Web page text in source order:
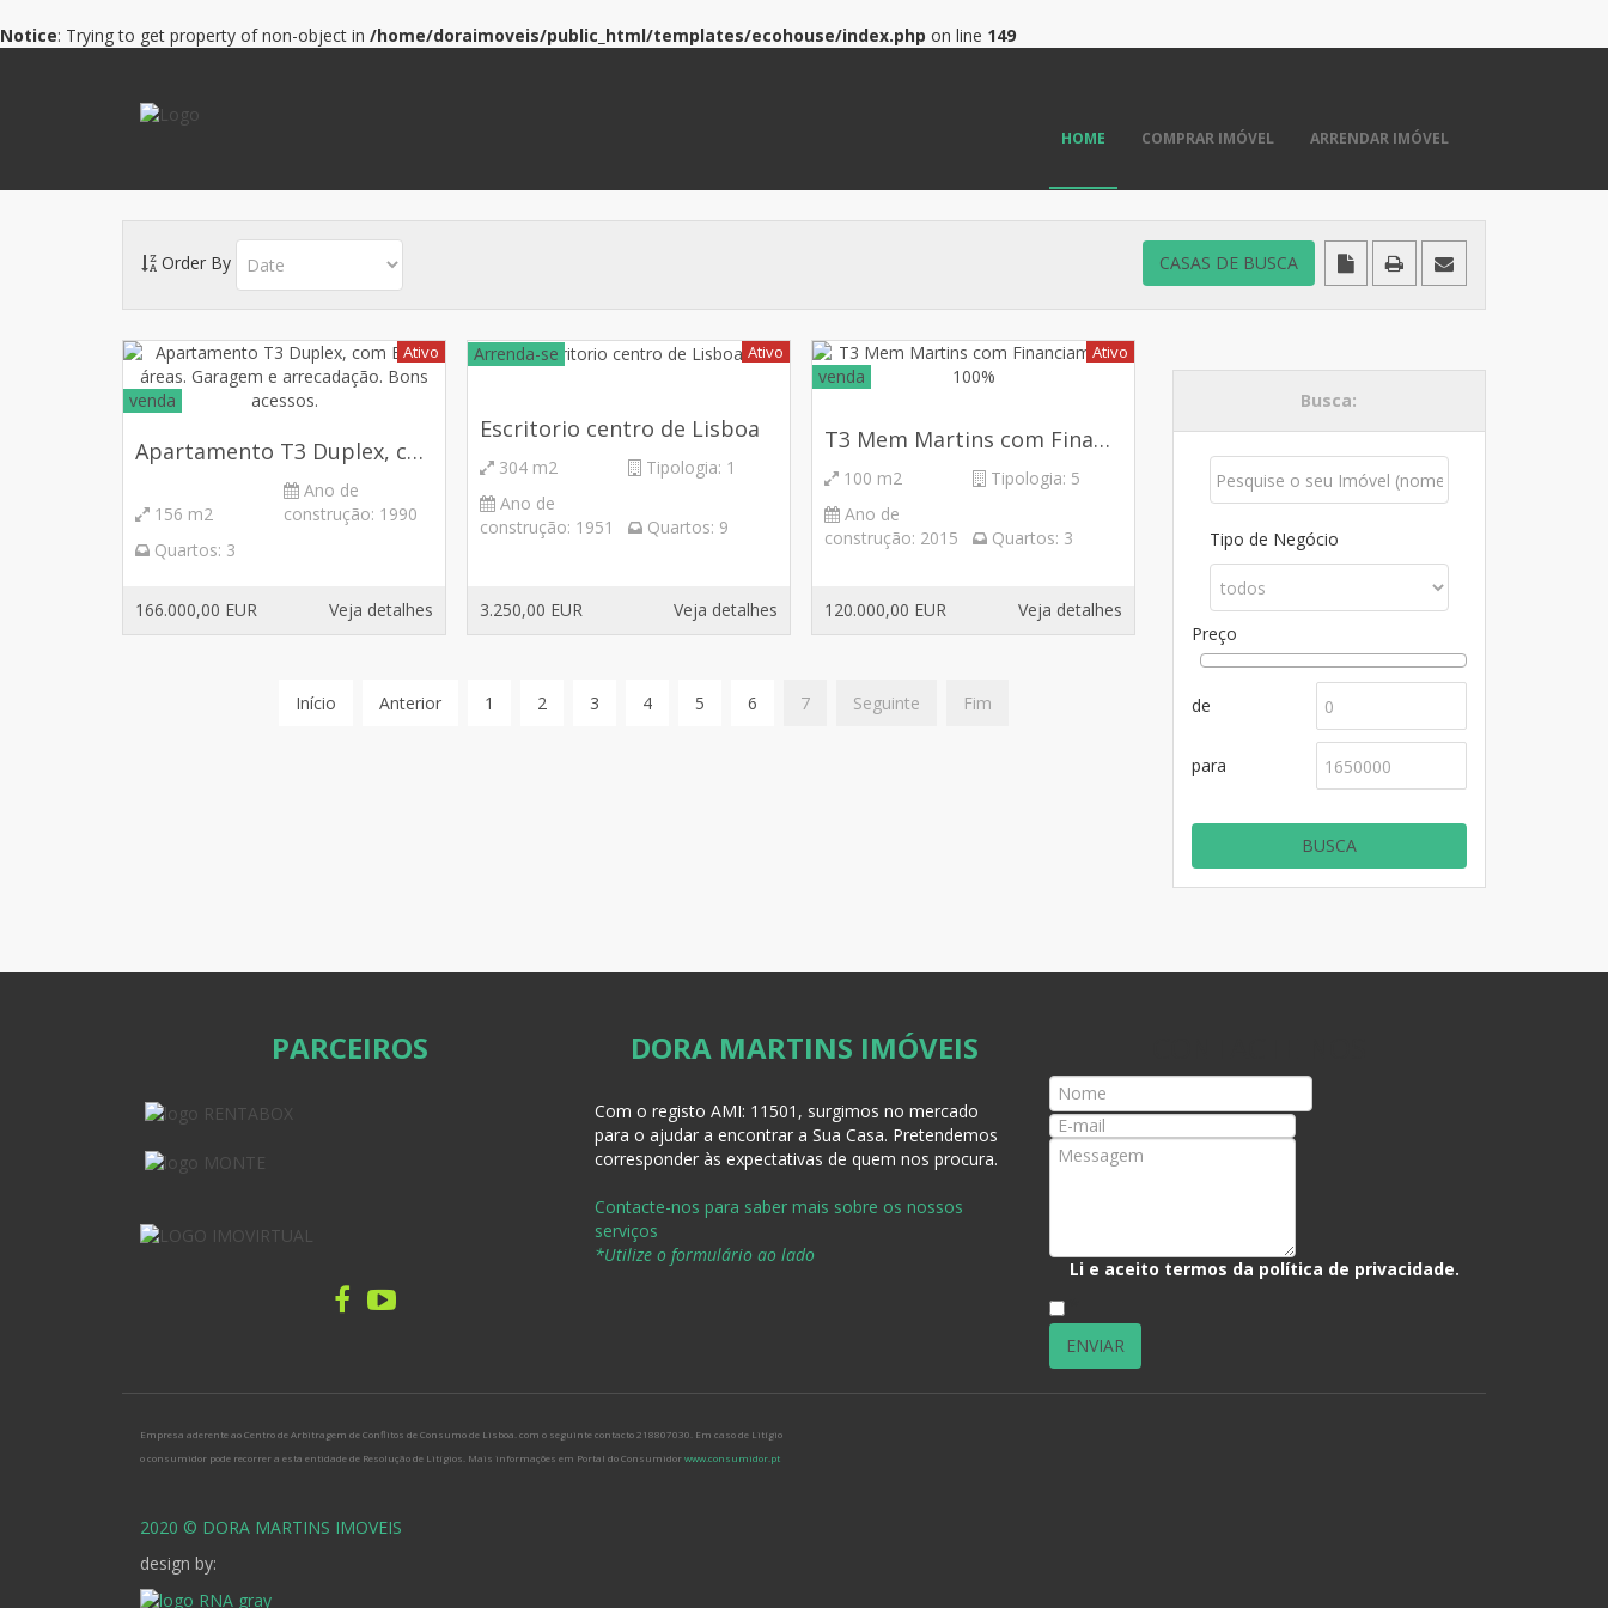
Notice: Trying to get property of non-object in /home/doraimoveis/public_html/templates/ecohouse/index.php on line 149
HOME COMPRAR IMÓVEL ARRENDAR IMÓVEL
Order By
Ativo
venda
Apartamento T3 Duplex, co...
156 m2
Ano de
construção: 1990
Quartos: 3
166.000,00 EUR Veja detalhes
Ativo
Arrenda-se
Escritorio centro de Lisboa
304 m2 Tipologia: 1
Ano de
construção: 1951 Quartos: 9
3.250,00 EUR Veja detalhes
Ativo
venda
T3 Mem Martins com Financiamento 100%
100 m2 Tipologia: 5
Ano de
construção: 2015 Quartos: 3
120.000,00 EUR Veja detalhes
Início Anterior 1 2 3 4 5 6 7 Seguinte Fim
Busca:
Tipo de Negócio
Preço
de
para
PARCEIROS DORA MARTINS IMÓVEIS
Com o registo AMI: 11501, surgimos no mercado
para o ajudar a encontrar a Sua Casa. Pretendemos
corresponder às expectativas de quem nos procura.
Contacte-nos para saber mais sobre os nossos
serviços
*Utilize o formulário ao lado
Li e aceito termos da política de privacidade.
Empresa aderente ao Centro de Arbitragem de Conflitos de Consumo de Lisboa. com o seguinte contacto 218807030. Em caso de Litígio
o consumidor pode recorrer a esta entidade de Resolução de Litígios. Mais informações em Portal do Consumidorwww.consumidor.pt
2020 © DORA MARTINS IMOVEIS
design by: